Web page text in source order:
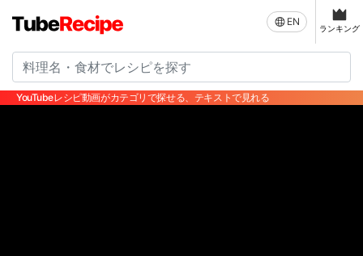
EN
ランキング
YouTubeレシピ動画がカテゴリで探せる、テキストで見れる